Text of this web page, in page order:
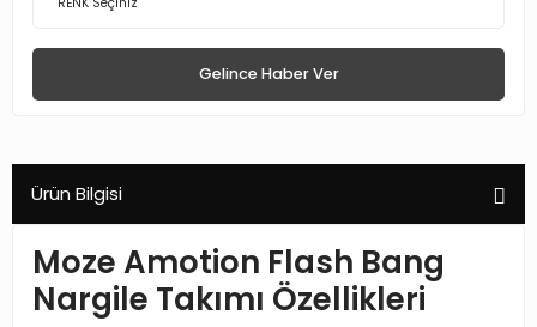
Gelince Haber Ver
Ürün Bilgisi
Moze Amotion Flash Bang
Nargile Takımı Özellikleri